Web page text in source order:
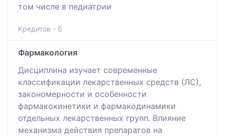
том числе в педиатрии
Кредитов - 6
Фармакология
Дисциплина изучает современные
классификации лекарственных средств (ЛС),
закономерности и особенности
фармакокинетики и фармакодинамики
отдельных лекарственных групп. Влияние
механизма действия препаратов на